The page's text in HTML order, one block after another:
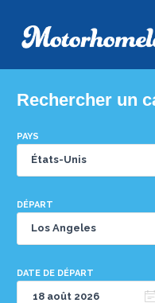
Rechercher un
PAYS
DÉPART
DATE DE DÉPART